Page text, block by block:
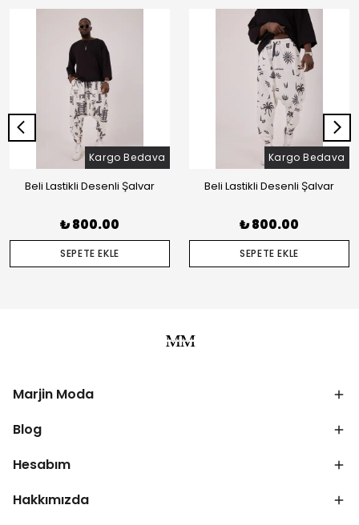
Kargo Bedava
Beli Lastikli Desenli Şalvar
₺ 800.00
SEPETE EKLE
Kargo Bedava
Beli Lastikli Desenli Şalvar
₺ 800.00
SEPETE EKLE
Marjin Moda
Blog
Hesabım
Hakkımızda